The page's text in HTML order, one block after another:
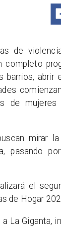
de
abrir
de
mirar
pasando
el
de Hogar
La Giganta,